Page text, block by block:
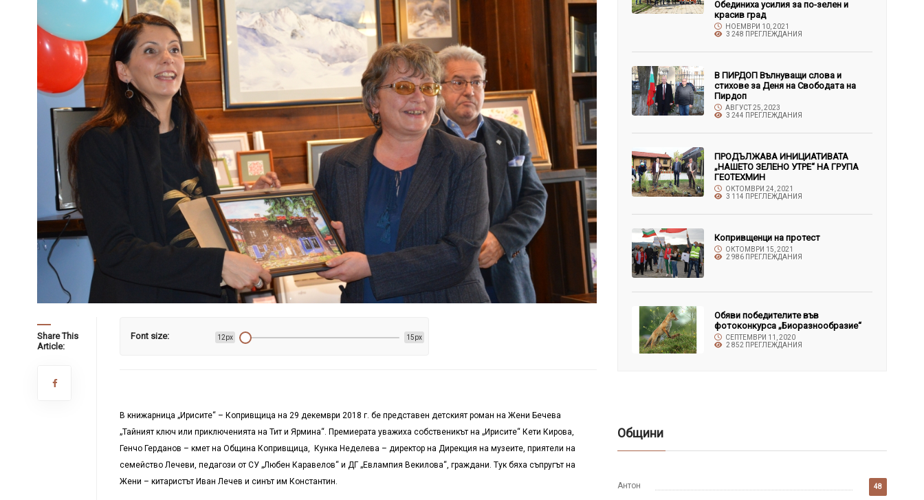
Share This
Article:
Font size: 12px 15px
В книжарница „Ирисите“ – Копривщица на 29 декември 2018 г. бе представен детският роман на Жени Бечева
„Тайният ключ или приключенията на Тит и Ярмина“. Премиерата уважиха собственикът на „Ирисите“ Кети Кирова,
Генчо Герданов – кмет на Община Копривщица, Кунка Неделева – директор на Дирекция на музеите, приятели на
семейство Лечеви, педагози от СУ „Любен Каравелов“ и ДГ „Евлампия Векилова“, граждани. Тук бяха съпругът на
Жени – китаристът Иван Лечев и синът им Константин.
Обединиха усилия за по-зелен и
красив град
НОЕМВРИ 10, 2021
3 248 ПРЕГЛЕЖДАНИЯ
В ПИРДОП Вълнуващи слова и
стихове за Деня на Свободата на
Пирдоп
АВГУСТ 25, 2023
3 244 ПРЕГЛЕЖДАНИЯ
ПРОДЪЛЖАВА ИНИЦИАТИВАТА
„НАШЕТО ЗЕЛЕНО УТРЕ“ НА ГРУПА
ГЕОТЕХМИН
ОКТОМВРИ 24, 2021
3 114 ПРЕГЛЕЖДАНИЯ
Копривщенци на протест
ОКТОМВРИ 15, 2021
2 986 ПРЕГЛЕЖДАНИЯ
Обяви победителите във
фотоконкурса „Биоразнообразие“
СЕПТЕМВРИ 11, 2020
2 852 ПРЕГЛЕЖДАНИЯ
Общини
Антон 48